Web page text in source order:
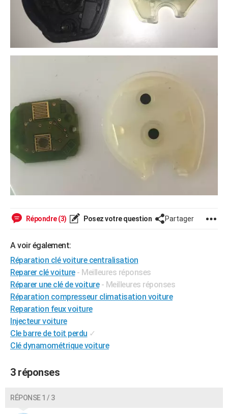
Répondre (3) Posez votre question Partager
A voir également:
Réparation clé voiture centralisation
Reparer clé voiture - Meilleures réponses
Réparer une clé de voiture - Meilleures réponses
Réparation compresseur climatisation voiture
Reparation feux voiture
Injecteur voiture
Cle barre de toit perdu ✓
Clé dynamométrique voiture
3 réponses
RÉPONSE 1 / 3